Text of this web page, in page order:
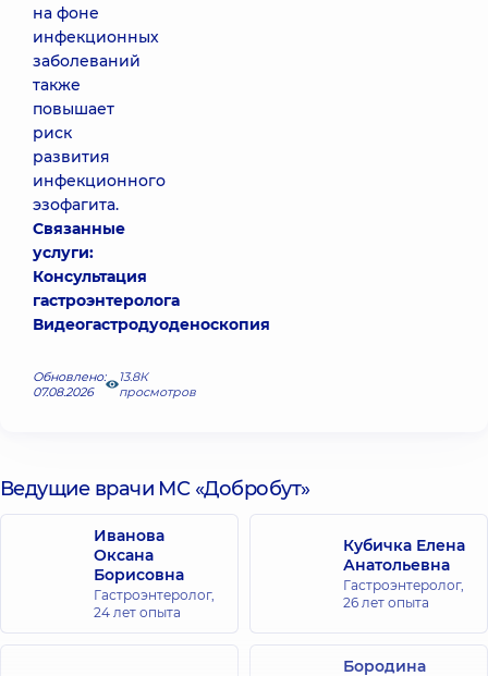
на фоне
инфекционных
заболеваний
также
повышает
риск
развития
инфекционного
эзофагита.
Связанные
услуги:
Консультация
гастроэнтеролога
Видеогастродуоденоскопия
Обновлено:
07.08.2026
13.8К
просмотров
Ведущие врачи МС «Добробут»
Иванова
Оксана
Борисовна
Гастроэнтеролог,
24 лет опыта
Кубичка Елена
Анатольевна
Гастроэнтеролог,
26 лет опыта
Бородина